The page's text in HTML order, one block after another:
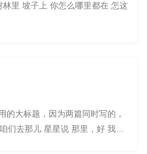
里 坡子上 你怎么哪里都在 怎这
的大标题，因为两篇同时写的，
去那儿 星星说 那里，好 我们